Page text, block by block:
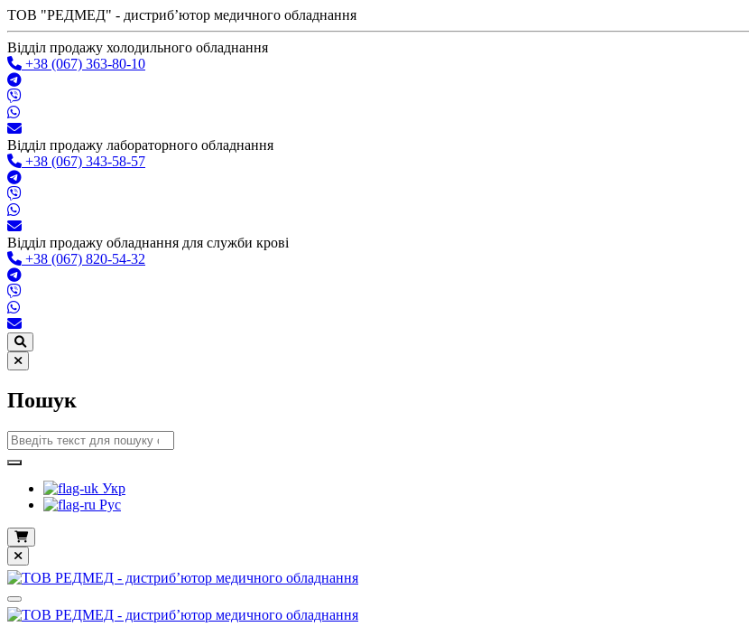
ТОВ "РЕДМЕД" - дистрибʼютор медичного обладнання
Відділ продажу холодильного обладнання
+38 (067) 363-80-10
Відділ продажу лабораторного обладнання
+38 (067) 343-58-57
Відділ продажу обладнання для служби крові
+38 (067) 820-54-32
Пошук
Укр
Рус